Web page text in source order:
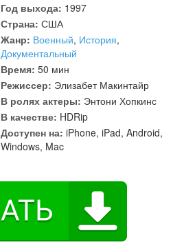
Год выхода: 1997
Страна: США
Жанр: Военный, История,
Документальный
Время: 50 мин
Режиссер: Элизабет Макинтайр
В ролях актеры: Энтони Хопкинс
В качестве: HDRip
Доступен на: iPhone, iPad, Android,
Windows, Mac